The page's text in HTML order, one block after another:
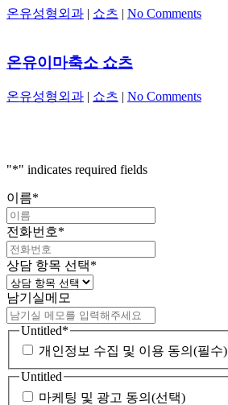
온유성형외과 | 쇼츠 | No Comments
온유이마축소 쇼츠
온유성형외과 | 쇼츠 | No Comments
"*" indicates required fields
이름*
전화번호*
상담 항목 선택*
남기실메모
Untitled*
개인정보 수집 및 이용 동의(필수)
Untitled
마케팅 및 광고 동의(선택)